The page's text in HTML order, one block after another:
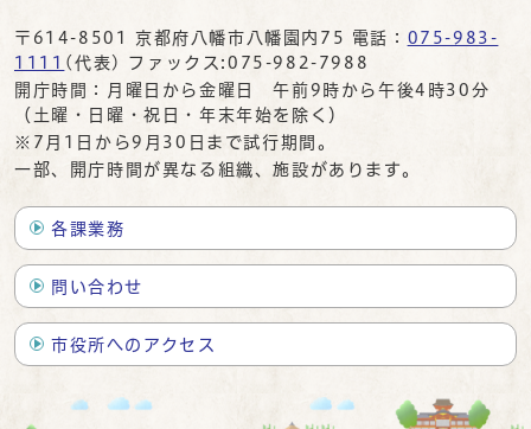
〒614-8501 京都府八幡市八幡園内75 電話： 075-983-
1111 (代表) ファックス:075-982-7988
開庁時間：月曜日から金曜日 午前9時から午後4時30分
（土曜・日曜・祝日・年末年始を除く）
※7月1日から9月30日まで試行期間。
一部、開庁時間が異なる組織、施設があります。
各課業務
問い合わせ
市役所へのアクセス